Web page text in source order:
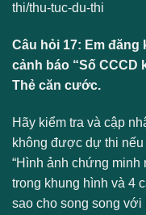
thi/thu-tuc-du-thi
Câu hỏi 17: Em
cảnh báo “Số
Thẻ căn cước.
Hãy kiểm tra và cập
không được dự thi
“Hình ảnh chứng minh
trong khung hình và 4
sao cho song song